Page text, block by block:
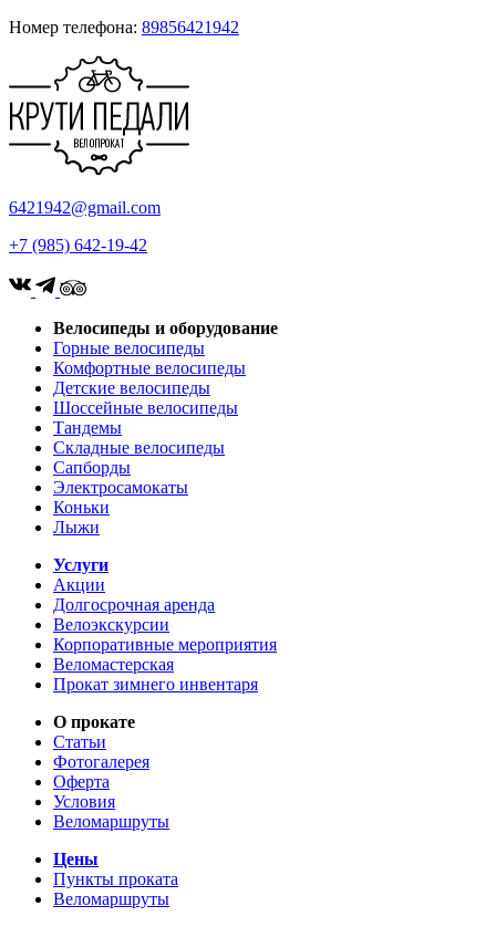
Номер телефона: 89856421942
6421942@gmail.com
+7 (985) 642-19-42
Велосипеды и оборудование
Горные велосипеды
Комфортные велосипеды
Детские велосипеды
Шоссейные велосипеды
Тандемы
Складные велосипеды
Сапборды
Электросамокаты
Коньки
Лыжи
Услуги
Акции
Долгосрочная аренда
Велоэкскурсии
Корпоративные мероприятия
Веломастерская
Прокат зимнего инвентаря
О прокате
Статьи
Фотогалерея
Оферта
Условия
Веломаршруты
Цены
Пункты проката
Веломаршруты